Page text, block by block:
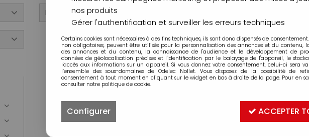
Disponibiliténos produits
Gérer l'authentification et surveiller les erreurs techniques
Certains cookies sont nécessaires à des fins techniques, ils sont donc dispensés de
non obligatoires, peuvent être utilisés pour la personnalisation des annonces et du contenu,
des annonces et du contenu, la connaissance de l'audience et le développement de
données de géolocalisation précises et l'identification par le balayage de l'appareil, le
l'accès aux informations sur un appareil. Si vous donnez votre consentement, celui-ci sera
l’ensemble des sous-domaines de Odelec Nollet. Vous disposez de la possibilité de
consentement à tout moment en cliquant sur le widget en bas à droite de la page. Pour en
consulter notre politique de cookie.
Configurer ACCEPTER